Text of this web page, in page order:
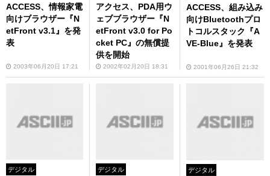
ACCESS、情報家電
向けブラウザー『N
etFront v3.1』を発
表
2003年06月20日 17:21
アクセス、PDA用ウ
ェブブラウザー『N
etFront v3.0 for Po
cket PC』の無償提
供を開始
2002年02月20日 18:31
ACCESS、組み込み
向けBluetoothプロ
トコルスタック『A
VE-Blue』を発表
2001年06月26日 21:32
デジタル デジタル デジタル